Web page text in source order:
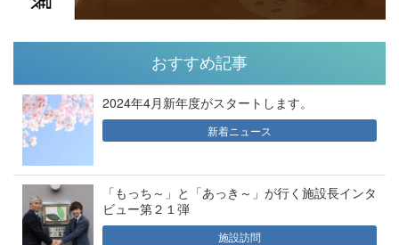
おすすめ記事
2024年4月新年度がスタートします。
新着ニュース
「もっち～」と「あっき～」が行く施設長インタ
ビュー第２１弾
施設訪問